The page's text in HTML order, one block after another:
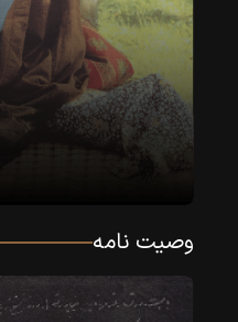
وصیت نامه